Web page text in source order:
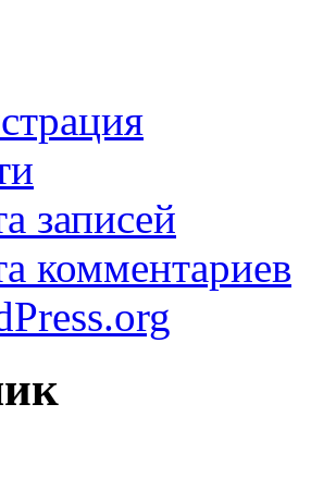
записей
комментариев